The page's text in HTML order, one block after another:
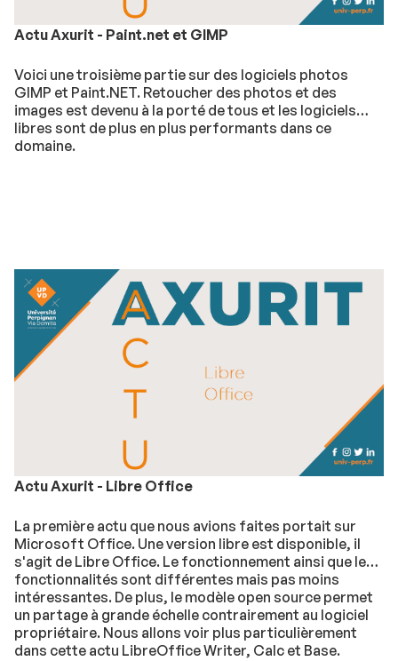
Actu Axurit - Paint.net et GIMP
Voici une troisième partie sur des logiciels photos
GIMP et Paint.NET. Retoucher des photos et des
images est devenu à la porté de tous et les logiciels
libres sont de plus en plus performants dans ce
domaine.
Actu Axurit - Libre Office
La première actu que nous avions faites portait sur
Microsoft Office. Une version libre est disponible, il
s'agit de Libre Office. Le fonctionnement ainsi que les
fonctionnalités sont différentes mais pas moins
intéressantes. De plus, le modèle open source permet
un partage à grande échelle contrairement au logiciel
propriétaire. Nous allons voir plus particulièrement
dans cette actu LibreOffice Writer, Calc et Base.